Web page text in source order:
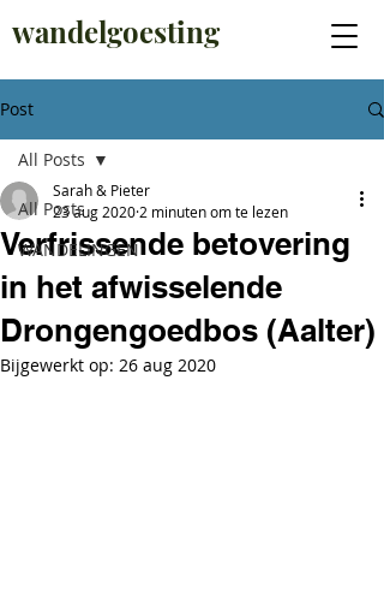
wandelgoesting
Post
All Posts
WANDELINGEN
All Posts
Verfrissende betovering
in het afwisselende
Drongengoedbos (Aalter)
Sarah & Pieter
23 aug 2020 2 minuten om te lezen
Bijgewerkt op: 26 aug 2020